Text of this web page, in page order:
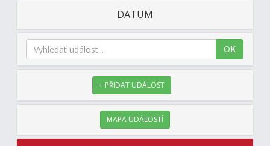
DATUM
OK
+ PŘIDAT UDÁLOST
MAPA UDÁLOSTÍ